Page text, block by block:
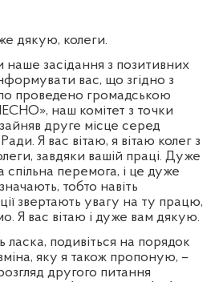
колеги.
наше засідання з позитивних
вас, що згідно з
проведено громадською
наш комітет з точки
друге місце серед
Я вас вітаю, я вітаю колег з
завдяки вашій праці. Дуже
перемога, і це дуже
тобто навіть
звертають увагу на ту працю,
Я вас вітаю і дуже вам дякую.
ласка, подивіться на порядок
яку я також пропоную, –
другого питання